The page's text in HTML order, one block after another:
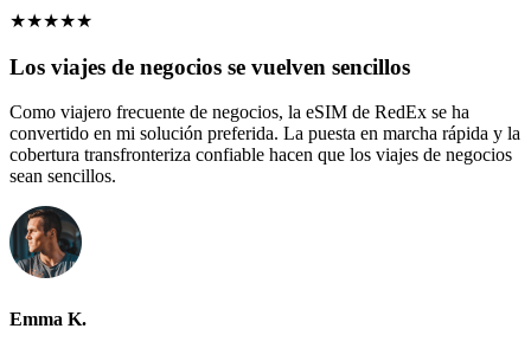
★★★★★
Los viajes de negocios se vuelven sencillos
Como viajero frecuente de negocios, la eSIM de RedEx se ha
convertido en mi solución preferida. La puesta en marcha rápida y la
cobertura transfronteriza confiable hacen que los viajes de negocios
sean sencillos.
Emma K.